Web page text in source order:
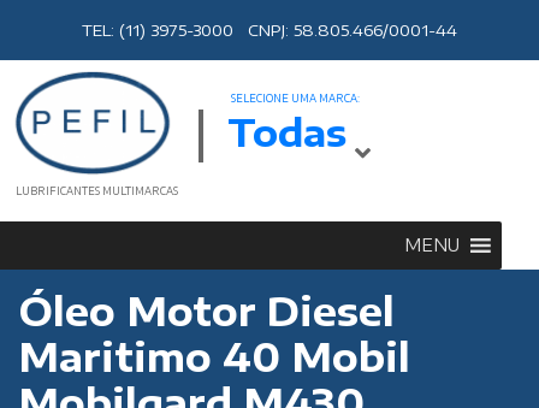
TEL: (11) 3975-3000 CNPJ: 58.805.466/0001-44
LUBRIFICANTES MULTIMARCAS
SELECIONE UMA MARCA:
Todas
MENU
Óleo Motor Diesel
Maritimo 40 Mobil